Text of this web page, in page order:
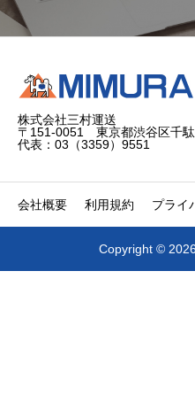
株式会社三村運送
〒151-0051 東京都渋谷区千
代表：03（3359）9551
会社概要 利用規約 プライ
Copyright ©